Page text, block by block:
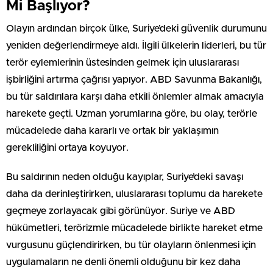
Mi Başlıyor?
Olayın ardından birçok ülke, Suriye’deki güvenlik durumunu
yeniden değerlendirmeye aldı. İlgili ülkelerin liderleri, bu tür
terör eylemlerinin üstesinden gelmek için uluslararası
işbirliğini artırma çağrısı yapıyor. ABD Savunma Bakanlığı,
bu tür saldırılara karşı daha etkili önlemler almak amacıyla
harekete geçti. Uzman yorumlarına göre, bu olay, terörle
mücadelede daha kararlı ve ortak bir yaklaşımın
gerekliliğini ortaya koyuyor.
Bu saldırının neden olduğu kayıplar, Suriye’deki savaşı
daha da derinleştirirken, uluslararası toplumu da harekete
geçmeye zorlayacak gibi görünüyor. Suriye ve ABD
hükümetleri, terörizmle mücadelede birlikte hareket etme
vurgusunu güçlendirirken, bu tür olayların önlenmesi için
uygulamaların ne denli önemli olduğunu bir kez daha